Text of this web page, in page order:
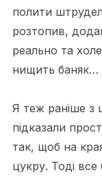
полити
розтопив,
реально та
нищить баняк…
Я теж раніше з
підказали
так, щоб на
цукру. Тоді